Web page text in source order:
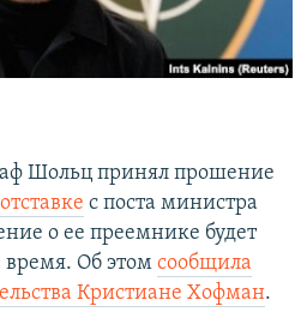
Шольц принял прошение
с поста министра
о ее преемнике будет
Об этом сообщила
Кристиане Хофман.